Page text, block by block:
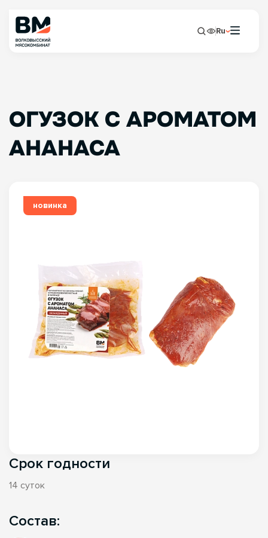
Ru
ОГУЗОК С АРОМАТОМ
АНАНАСА
новинка
Состав:
Срок годности
14 суток